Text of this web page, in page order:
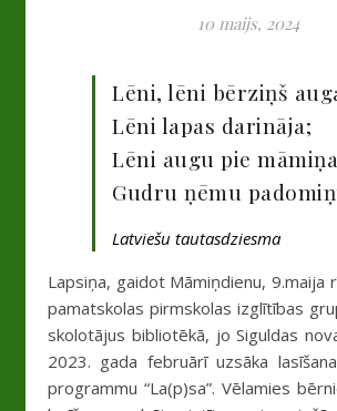
10 maijs, 2024
Lēni, lēni bērziņš
Lēni lapas darināja;
Lēni augu pie
Gudru ņēmu
Latviešu tautasdziesma
Lapsiņa, gaidot Māmiņdienu, 9.maija rītā aicina Allažu
pamatskolas pirmskolas izglītības
skolotājus bibliotēkā, jo Siguldas
2023. gada februārī uzsāka
programmu “La(p)sa”. Vēlamies